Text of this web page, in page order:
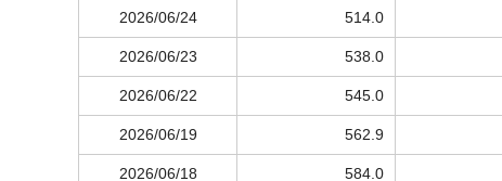
2026/06/24 514.0
2026/06/23 538.0
2026/06/22 545.0
2026/06/19 562.9
2026/06/18 584.0